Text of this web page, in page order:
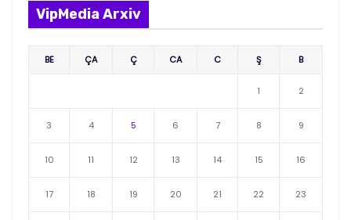
VipMedia Arxiv
BE ÇA Ç CA C Ş B
1 2
3 4 5 6 7 8 9
10 11 12 13 14 15 16
17 18 19 20 21 22 23